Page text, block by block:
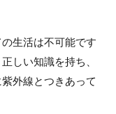
生活は不可能です
しい知識を持ち、
外線とつきあって